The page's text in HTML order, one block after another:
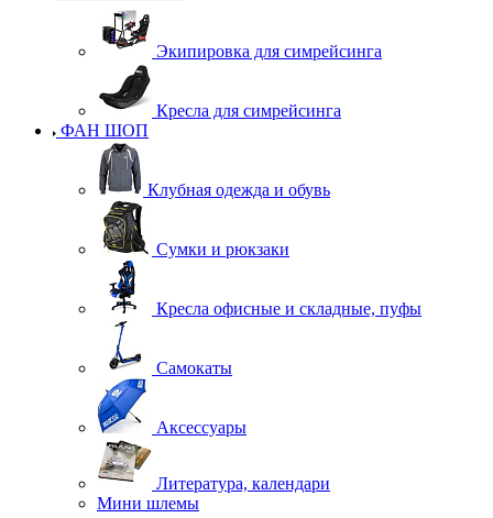
Экипировка для симрейсинга
Кресла для симрейсинга
ФАН ШОП
Клубная одежда и обувь
Сумки и рюкзаки
Кресла офисные и складные, пуфы
Самокаты
Аксессуары
Литература, календари
Мини шлемы